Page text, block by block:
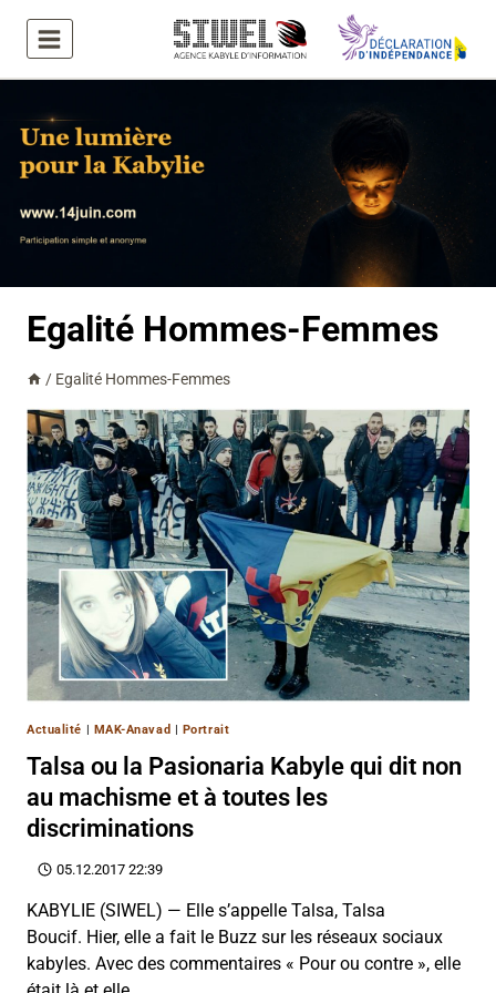
contenu
Egalité Hommes-Femmes
/ Egalité Hommes-Femmes
Actualité | MAK-Anavad | Portrait
Talsa ou la Pasionaria Kabyle qui dit non
au machisme et à toutes les
discriminations
05.12.2017 22:39
KABYLIE (SIWEL) — Elle s’appelle Talsa, Talsa
Boucif. Hier, elle a fait le Buzz sur les réseaux sociaux
kabyles. Avec des commentaires « Pour ou contre », elle